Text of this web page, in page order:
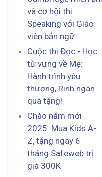
và cơ hội thi
Speaking với Giáo
viên bản ngữ
Cuộc thi Đọc - Học
từ vựng về Mẹ:
Hành trình yêu
thương, Rinh ngàn
quà tặng!
Chào năm mới
2025: Mua Kids A-
Z, tặng ngay 6
tháng Safeweb trị
giá 300K